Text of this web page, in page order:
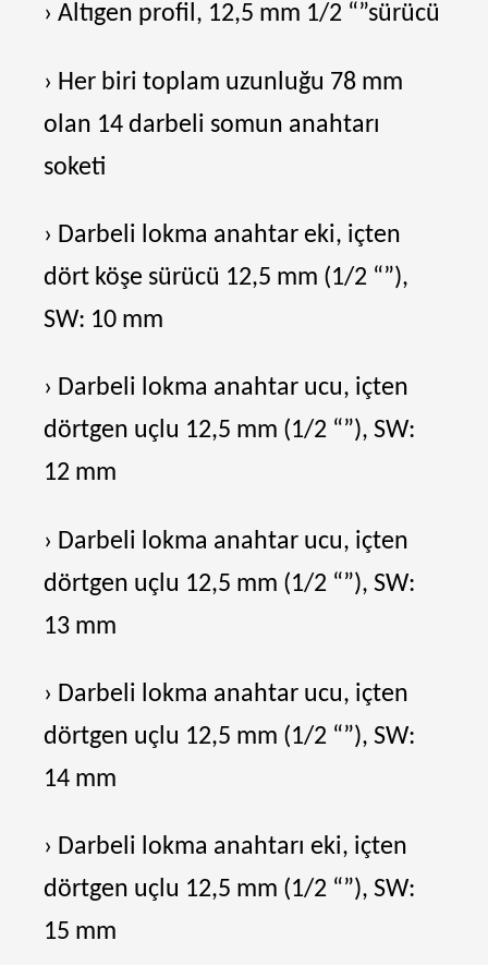
› Altıgen profil, 12,5 mm 1/2 “”sürücü
› Her biri toplam uzunluğu 78 mm
olan 14 darbeli somun anahtarı
soketi
› Darbeli lokma anahtar eki, içten
dört köşe sürücü 12,5 mm (1/2 “”),
SW: 10 mm
› Darbeli lokma anahtar ucu, içten
dörtgen uçlu 12,5 mm (1/2 “”), SW:
12 mm
› Darbeli lokma anahtar ucu, içten
dörtgen uçlu 12,5 mm (1/2 “”), SW:
13 mm
› Darbeli lokma anahtar ucu, içten
dörtgen uçlu 12,5 mm (1/2 “”), SW:
14 mm
› Darbeli lokma anahtarı eki, içten
dörtgen uçlu 12,5 mm (1/2 “”), SW:
15 mm